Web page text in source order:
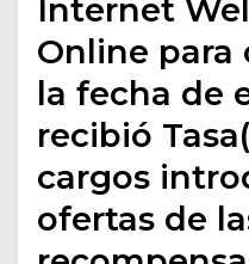
Internet
Online para
la fecha de
recibió
cargos
ofertas de